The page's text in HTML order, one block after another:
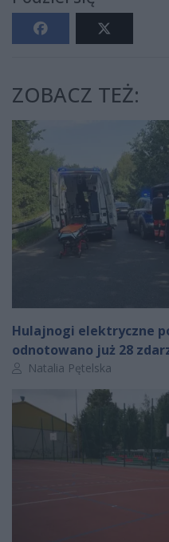
ZOBACZ TEŻ:
Hulajnogi elektryczne
odnotowano już 28
Autor artykułu:
Natalia Pętelska